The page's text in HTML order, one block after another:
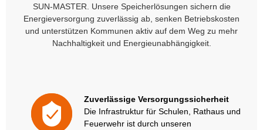
SUN-MASTER. Unsere Speicherlösungen sichern die
Energieversorgung zuverlässig ab, senken Betriebskosten
und unterstützen Kommunen aktiv auf dem Weg zu mehr
Nachhaltigkeit und Energieunabhängigkeit.
Zuverlässige Versorgungssicherheit
Die Infrastruktur für Schulen, Rathaus und
Feuerwehr ist durch unseren